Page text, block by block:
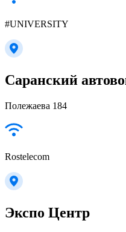
#UNIVERSITY
Саранский
Полежаева 184
Rostelecom
Экспо Центр